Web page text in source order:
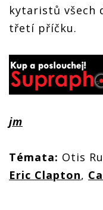
kytaristů všech
třetí příčku.
jm
Témata: Otis
Eric Clapton,